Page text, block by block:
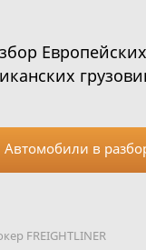
FREIGHTLINER
Европейских
Автомобили в